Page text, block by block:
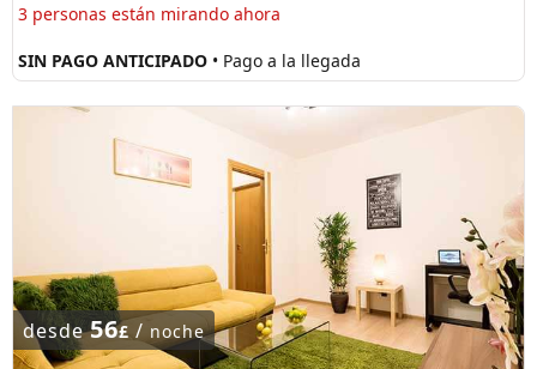
3 personas están mirando ahora
SIN PAGO ANTICIPADO • Pago a la llegada
desde56£ / noche